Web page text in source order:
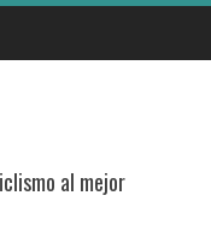
al mejor